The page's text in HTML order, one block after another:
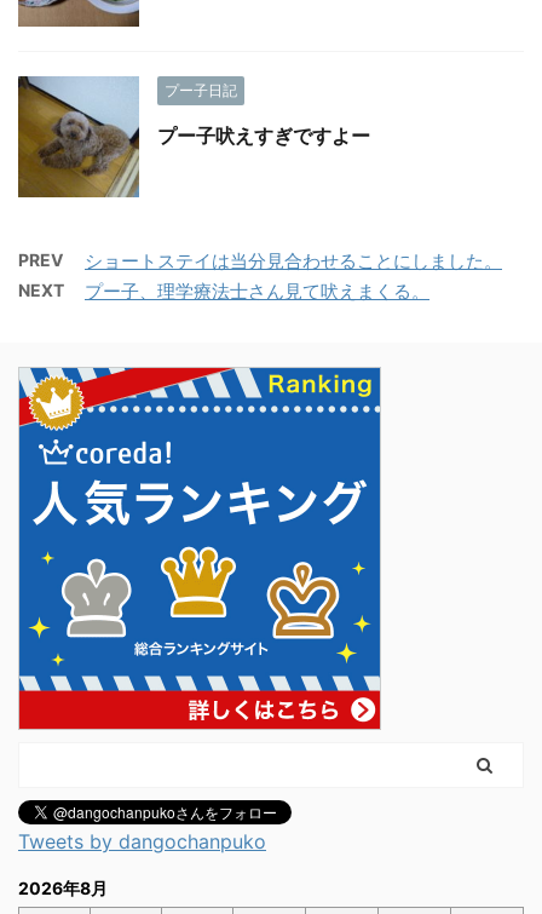
プー子日記
プー子吠えすぎですよー
PREV ショートステイは当分見合わせることにしました。
NEXT プー子、理学療法士さん見て吠えまくる。
Tweets by dangochanpuko
2026年8月